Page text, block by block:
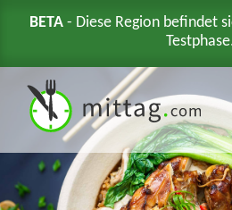
BETA - Diese Region befindet